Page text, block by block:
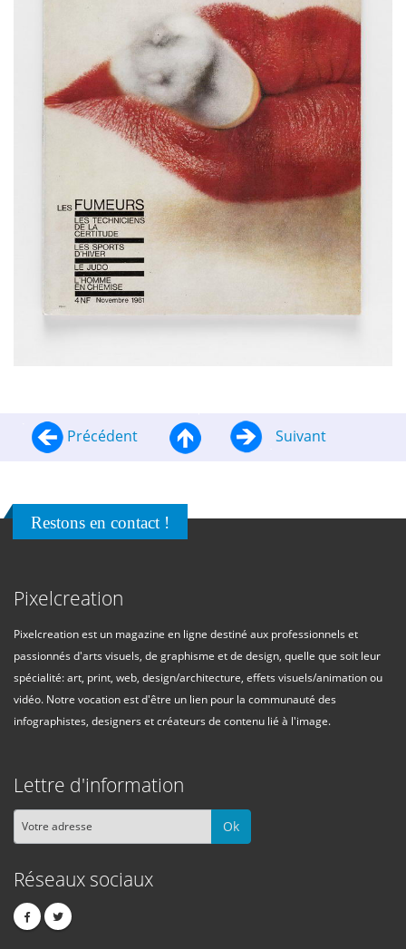
Précédent Suivant
Restons en contact !
Pixelcreation
Pixelcreation est un magazine en ligne destiné aux professionnels et
passionnés d'arts visuels, de graphisme et de design, quelle que soit leur
spécialité: art, print, web, design/architecture, effets visuels/animation ou
vidéo. Notre vocation est d'être un lien pour la communauté des
infographistes, designers et créateurs de contenu lié à l'image.
Lettre d'information
Ok
Réseaux sociaux